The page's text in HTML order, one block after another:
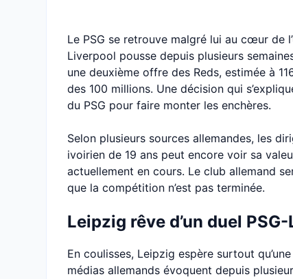
Le PSG se retrouve malgré lui au cœur de
Liverpool pousse depuis plusieurs
une deuxième offre des Reds, estimée à
des 100 millions. Une décision qui
du PSG pour faire monter les enchères.
Selon plusieurs sources allemandes, les
ivoirien de 19 ans peut encore voir sa
actuellement en cours. Le club allemand
que la compétition n’est pas terminée.
Leipzig rêve d’un duel
En coulisses, Leipzig espère surtout
médias allemands évoquent depuis